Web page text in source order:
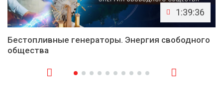
1:39:36
Бестопливные генераторы. Энергия свободного
общества